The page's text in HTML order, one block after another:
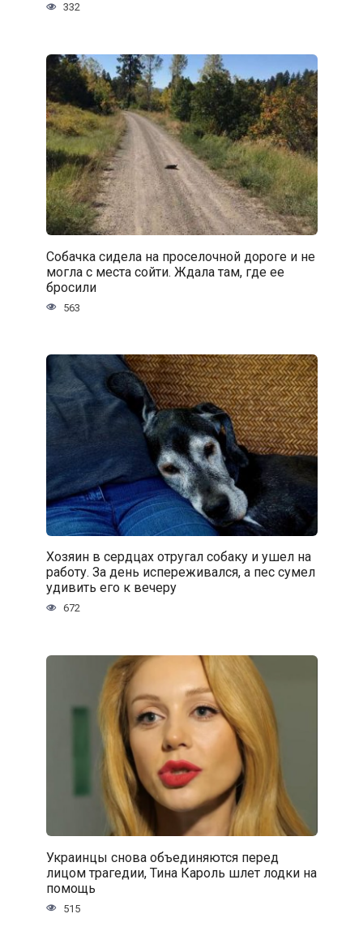
332
Собачка сидела на проселочной дороге и не
могла с места сойти. Ждала там, где ее
бросили
563
Хозяин в сердцах отругал собаку и ушел на
работу. За день испереживался, а пес сумел
удивить его к вечеру
672
Украинцы снова объединяются перед
лицом трагедии, Тина Кароль шлет лодки на
помощь
515